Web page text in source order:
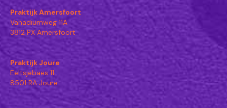
Praktijk Amersfoort
Vanadiumweg 11A
3812 PX Amersfoort
Praktijk Joure
Eeltsjebaes 11
8501 RA Joure